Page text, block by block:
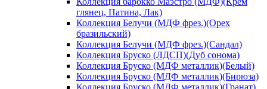
глянец, Патина, Лак)
Коллекция Белучи (МДФ фрез.)(Орех
бразильский)
Коллекция Белучи (МДФ фрез.)(Сандал)
Коллекция Бруско (ЛДСП)(Дуб сонома)
Коллекция Бруско (МДФ металлик)(Белый)
Коллекция Бруско (МДФ металлик)(Бирюза)
Коллекция Бруско (МДФ металлик)(Гранат)